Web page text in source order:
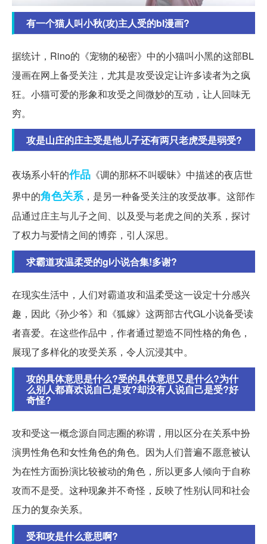
有一个猫人叫小秋(攻)主人受的bl漫画?
据统计，Rino的《宠物的秘密》中的小猫叫小黑的这部BL
漫画在网上备受关注，尤其是攻受设定让许多读者为之疯
狂。小猫可爱的形象和攻受之间微妙的互动，让人回味无
穷。
攻是山庄的庄主受是他儿子还有两只老虎受是弱受?
夜场系小轩的作品 《调的那杯不叫暧昧》中描述的夜店世
界中的角色关系，是另一种备受关注的攻受故事。这部作
品通过庄主与儿子之间、以及受与老虎之间的关系，探讨
了权力与爱情之间的博弈，引人深思。
求霸道攻温柔受的gl小说合集!多谢?
在现实生活中，人们对霸道攻和温柔受这一设定十分感兴
趣，因此《孙少爷》和《狐嫁》这两部古代GL小说备受读
者喜爱。在这些作品中，作者通过塑造不同性格的角色，
展现了多样化的攻受关系，令人沉浸其中。
攻的具体意思是什么?受的具体意思又是什么?为什
么别人都喜欢说自己是攻?却没有人说自己是受?好
奇怪?
攻和受这一概念源自同志圈的称谓，用以区分在关系中扮
演男性角色和女性角色的角色。因为人们普遍不愿意被认
为在性方面扮演比较被动的角色，所以更多人倾向于自称
攻而不是受。这种现象并不奇怪，反映了性别认同和社会
压力的复杂关系。
受和攻是什么意思啊?